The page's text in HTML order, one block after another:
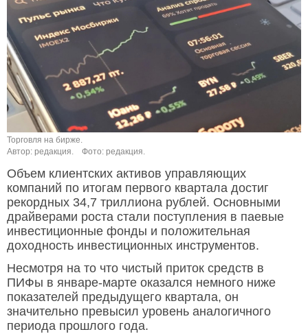
Торговля на бирже.
Автор: редакция.
Фото: редакция.
Объем клиентских активов управляющих
компаний по итогам первого квартала достиг
рекордных 34,7 триллиона рублей. Основными
драйверами роста стали поступления в паевые
инвестиционные фонды и положительная
доходность инвестиционных инструментов.
Несмотря на то что чистый приток средств в
ПИФы в январе-марте оказался немного ниже
показателей предыдущего квартала, он
значительно превысил уровень аналогичного
периода прошлого года.